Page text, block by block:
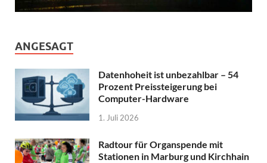
ANGESAGT
Datenhoheit ist unbezahlbar – 54
Prozent Preissteigerung bei
Computer-Hardware
1. Juli 2026
Radtour für Organspende mit
Stationen in Marburg und Kirchhain